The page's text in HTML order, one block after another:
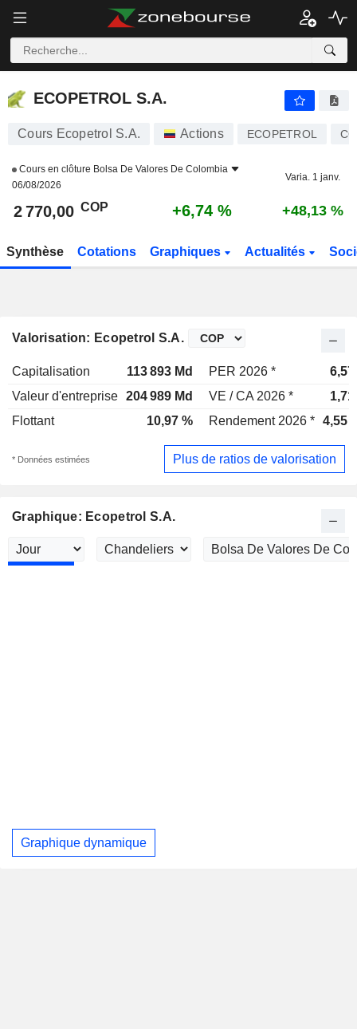
ECOPETROL S.A.
ECOPETROL S.A.
Cours Ecopetrol S.A. Actions ECOPETROL
Cours en clôture Bolsa De Valores De Colombia
06/08/2026
Varia. 1 janv.
2 770,00 COP +6,74 % +48,13 %
Synthèse Cotations Graphiques Actualités
Valorisation: Ecopetrol S.A.
Capitalisation 113 893 Md PER 2026 *
Valeur d'entreprise 204 989 Md VE / CA 2026 *
Flottant
10,97 % Rendement 2026 * 4,55
* Données estimées Plus de ratios de valorisation
Graphique: Ecopetrol S.A.
Graphique dynamique